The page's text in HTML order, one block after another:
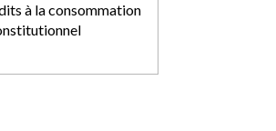
à la consommation